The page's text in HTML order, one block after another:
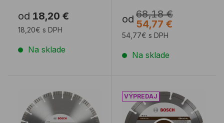
nízkym trením na
minimalizáciu ...
od 18,20 €
18,20€ s DPH
Na sklade
cementovým spojivom,
maltu, o ...
od 68,18 €
54,77 €
54,77€ s DPH
Na sklade
Diamant BOSCH Betón BESTDiamant BOSCH Abrasiv